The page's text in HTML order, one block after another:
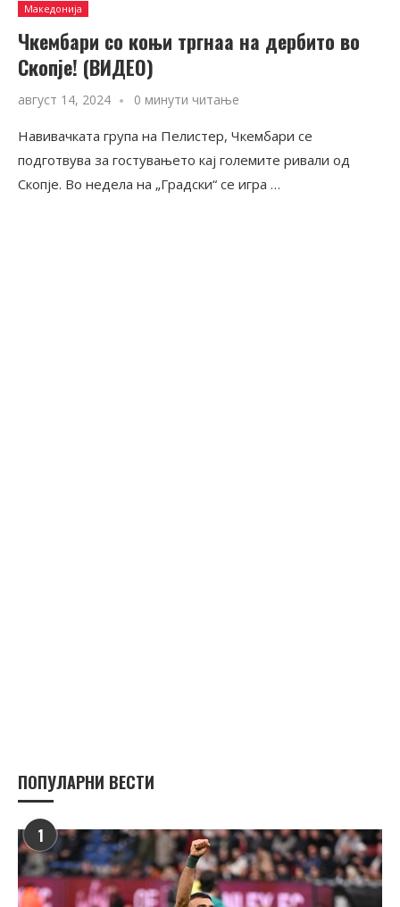
Македонија
Чкембари со коњи тргнаа на дербито во
Скопје! (ВИДЕО)
август 14, 2024 0 минути читање
Навивачката група на Пелистер, Чкембари се
подготвува за гостувањето кај големите ривали од
Скопје. Во недела на „Градски“ се игра …
ПОПУЛАРНИ ВЕСТИ
1